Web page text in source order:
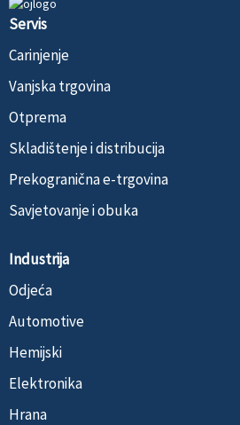
Servis
Carinjenje
Vanjska trgovina
Otprema
Skladištenje i distribucija
Prekogranična e-trgovina
Savjetovanje i obuka
Industrija
Odjeća
Automotive
Hemijski
Elektronika
Hrana